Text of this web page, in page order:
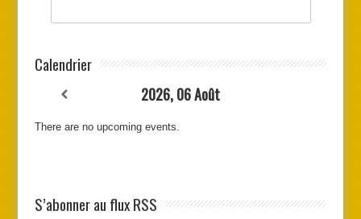
Calendrier
2026, 06 Août
There are no upcoming events.
S’abonner au flux RSS